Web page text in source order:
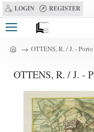
LOGIN REGISTER
m
OTTENS, R. / J. -
OTTENS, R. / J. -